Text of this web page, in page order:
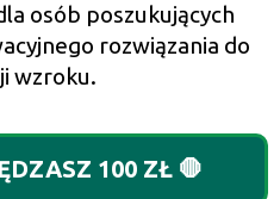
osób poszukujących
rozwiązania do
wzroku.
100 ZŁ 🛑